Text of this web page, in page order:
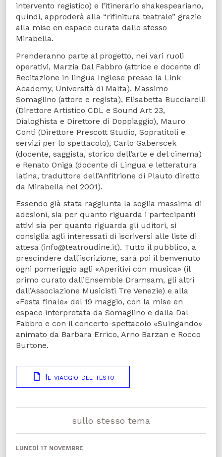
intervento registico) e l’itinerario shakespeariano,
quindi, approderà alla “rifinitura teatrale” grazie
alla mise en espace curata dallo stesso
Mirabella.
Prenderanno parte al progetto, nei vari ruoli
operativi, Marzia Dal Fabbro (attrice e docente di
Recitazione in lingua Inglese presso la Link
Academy, Università di Malta), Massimo
Somaglino (attore e regista), Elisabetta Bucciarelli
(Direttore Artistico CDL e Sound Art 23,
Dialoghista e Direttore di Doppiaggio), Mauro
Conti (Direttore Prescott Studio, Sopratitoli e
servizi per lo spettacolo), Carlo Gaberscek
(docente, saggista, storico dell’arte e del cinema)
e Renato Oniga (docente di Lingua e letteratura
latina, traduttore dell’Anfitrione di Plauto diretto
da Mirabella nel 2001).
Essendo già stata raggiunta la soglia massima di
adesioni, sia per quanto riguarda i partecipanti
attivi sia per quanto riguarda gli uditori, si
consiglia agli interessati di iscriversi alle liste di
attesa (info@teatroudine.it). Tutto il pubblico, a
prescindere dall’iscrizione, sarà poi il benvenuto
ogni pomeriggio agli «Aperitivi con musica» (il
primo curato dall’Ensemble Dramsam, gli altri
dall’Associazione Musicisti Tre Venezie) e alla
«Festa finale» del 19 maggio, con la mise en
espace interpretata da Somaglino e dalla Dal
Fabbro e con il concerto-spettacolo «Suingando»
animato da Barbara Errico, Arno Barzan e Rocco
Burtone.
Il viaggio del testo
sullo stesso tema
LUNEDÌ 17 NOVEMBRE